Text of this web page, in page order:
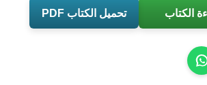
الكتاب تحميل الكتاب PDF